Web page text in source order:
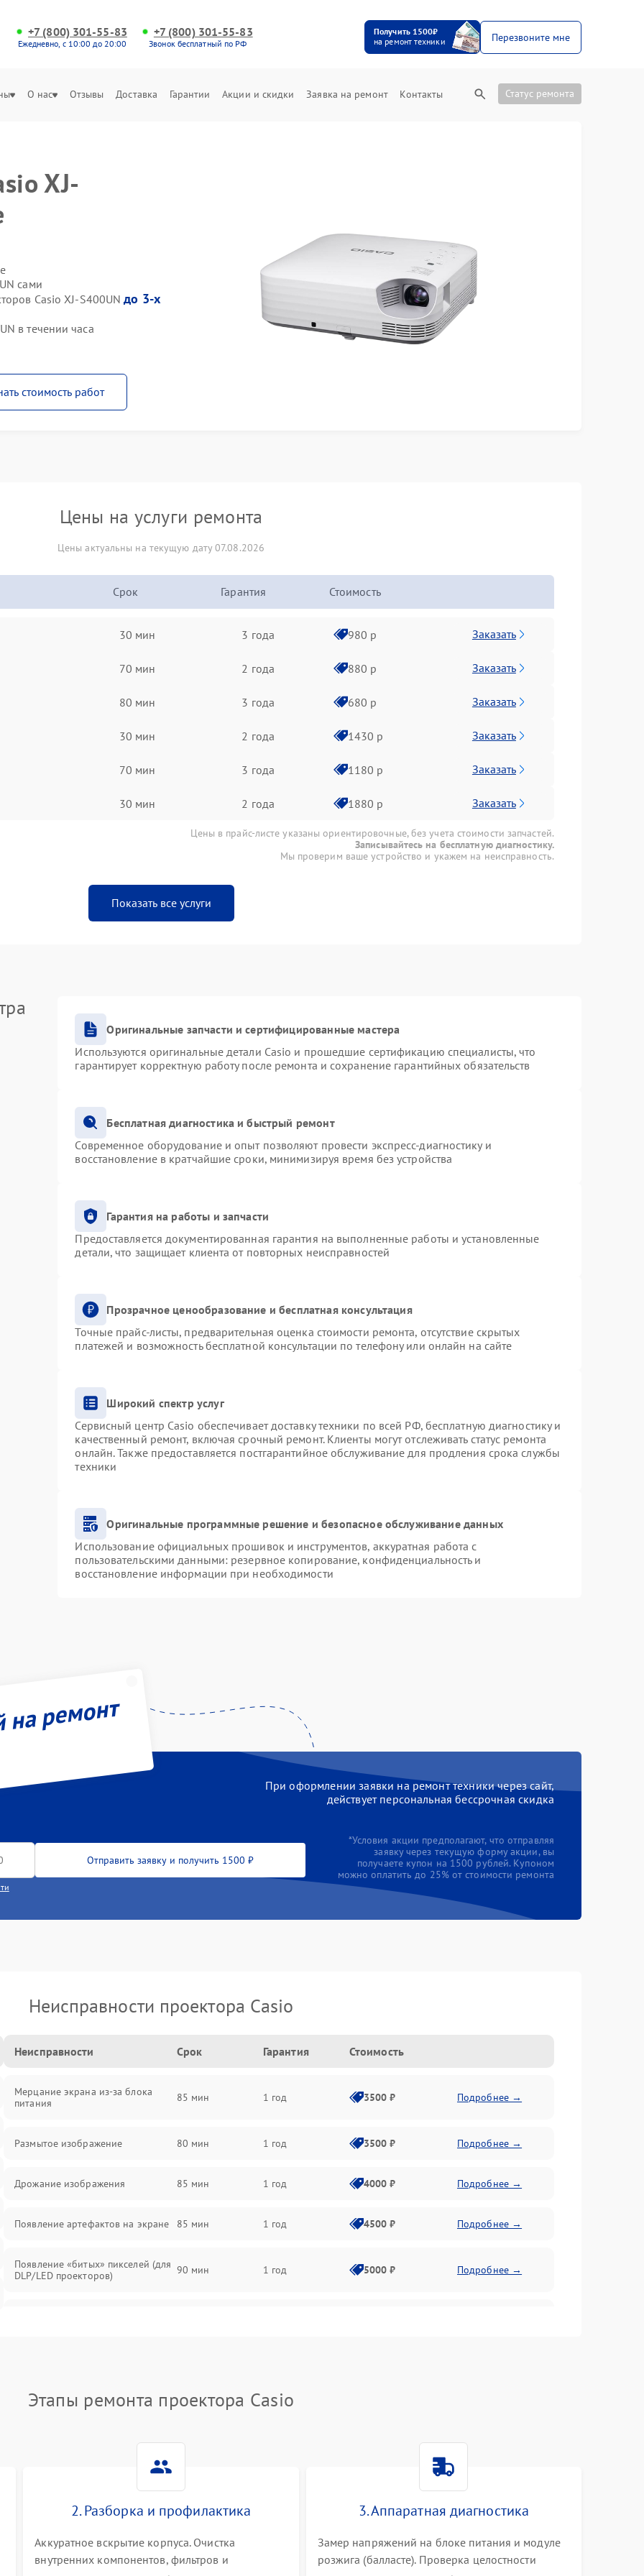
+7 (800) 301-55-83
Ежедневно, с 10:00 до 20:00
+7 (800) 301-55-83
Звонок бесплатный по РФ
Получить 1500₽
на ремонт техники
Перезвоните мне
О нас Отзывы Доставка Гарантии Акции и скидки Заявка на ремонт Контакты Статус ремонта
XJ-
сами
Casio XJ-S400UNдо 3-х
в течении часа
стоимость работ
Цены на услуги ремонта
Цены актуальны на текущую дату 07.08.2026
Срок Гарантия Стоимость
30 мин 3 года 980 р Заказать
70 мин 2 года 880 р Заказать
80 мин 3 года 680 р Заказать
30 мин 2 года 1430 р Заказать
70 мин 3 года 1180 р Заказать
30 мин 2 года 1880 р Заказать
Цены в прайс-листе указаны ориентировочные, без учета стоимости запчастей.
Записывайтесь на бесплатную диагностику.
Мы проверим ваше устройство и укажем на неисправность.
Показать все услуги
Оригинальные запчасти и сертифицированные мастера
Используются оригинальные детали Casio и прошедшие сертификацию специалисты, что
гарантирует корректную работу после ремонта и сохранение гарантийных обязательств
Бесплатная диагностика и быстрый ремонт
Современное оборудование и опыт позволяют провести экспресс-диагностику и
восстановление в кратчайшие сроки, минимизируя время без устройства
Гарантия на работы и запчасти
Предоставляется документированная гарантия на выполненные работы и установленные
детали, что защищает клиента от повторных неисправностей
Прозрачное ценообразование и бесплатная консультация
Точные прайс-листы, предварительная оценка стоимости ремонта, отсутствие скрытых
платежей и возможность бесплатной консультации по телефону или онлайн на сайте
Широкий спектр услуг
Сервисный центр Casio обеспечивает доставку техники по всей РФ, бесплатную диагностику и
качественный ремонт, включая срочный ремонт. Клиенты могут отслеживать статус ремонта
онлайн. Также предоставляется постгарантийное обслуживание для продления срока службы
техники
Оригинальные программные решение и безопасное обслуживание данных
Использование официальных прошивок и инструментов, аккуратная работа с
пользовательскими данными: резервное копирование, конфиденциальность и
восстановление информации при необходимости
ремонт
При оформлении заявки на ремонт техники через сайт,
действует персональная бессрочная скидка
Отправить заявку и получить 1500 ₽
*Условия акции предполагают, что отправляя
заявку через текущую форму акции, вы
получаете купон на 1500 рублей. Купоном
можно оплатить до 25% от стоимости ремонта
Неисправности проектора Casio
Неисправности Срок Гарантия Стоимость
Мерцание экрана из-за блока
питания
85 мин 1 год 3500 ₽ Подробнее →
Размытое изображение 80 мин 1 год 3500 ₽ Подробнее →
Дрожание изображения 85 мин 1 год 4000 ₽ Подробнее →
Появление артефактов на экране 85 мин 1 год 4500 ₽ Подробнее →
Появление «битых» пикселей (для
DLP/LED проекторов)
90 мин 1 год 5000 ₽ Подробнее →
коррекция трапеции (Keystone)
Проблемы с масштабированием
80 мин 3500 ₽ Подробнее →
Этапы ремонта проектора Casio
2. Разборка и профилактика
Аккуратное вскрытие корпуса. Очистка
внутренних компонентов, фильтров и
3. Аппаратная диагностика
Замер напряжений на блоке питания и модуле
розжига (балласте). Проверка целостности